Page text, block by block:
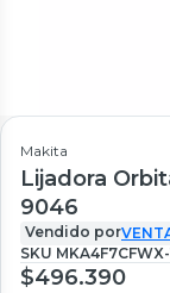
Makita
Lijadora
9046
Vendido por
SKU MKA4F7CFWX-
$496.390